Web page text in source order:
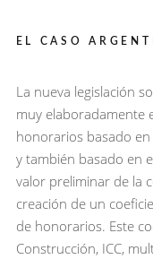
EL CASO
La nueva legislación
muy elaboradamente
honorarios basado
y también basado en
valor preliminar de la
creación de un
de honorarios. Este
Construcción, ICC,